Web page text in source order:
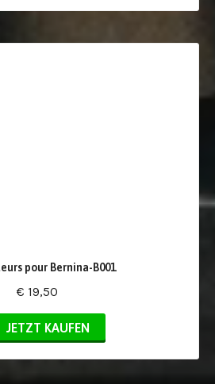
pour Bernina-B001
€ 19,50
JETZT KAUFEN